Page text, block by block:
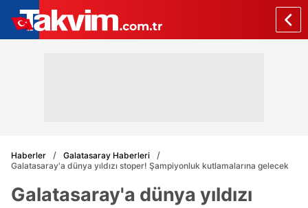
Haberler
Galatasaray Haberleri
Galatasaray'a dünya yıldızı stoper! Şampiyonluk kutlamalarına gelecek
Galatasaray'a dünya yıldızı